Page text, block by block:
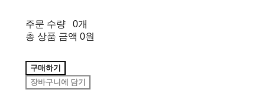
주문 수량
0개
총 상품 금액 0원
구매하기
장바구니에 담기